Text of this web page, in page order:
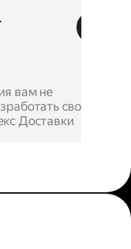
вам не
своё —
Доставки